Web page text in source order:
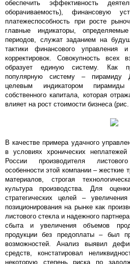
обеспечить эффективность
оборачиваемость), финансовую
платежеспособность при росте
главные индикаторы,
периодов, служат заданием на
тактики финансового управления
корректировок. Совокупность всех
образует единую систему. Как
популярную систему – пирамиду
целевым индикатором пирамиды
собственного капитала, которая
влияет на рост стоимости бизнеса (рис.
В качестве примера удачного
в условиях хронических
России производителя
особенности этой компании – жесткие
материалов, строгая
культура производства. Для
стратегических целей –
позиционирования на рынке как
листового стекла и надежного
сбыта и увеличения объемов
продукции без предоплаты – был
возможностей. Анализ выявил
средств, констатировал
некоторую степень риска по